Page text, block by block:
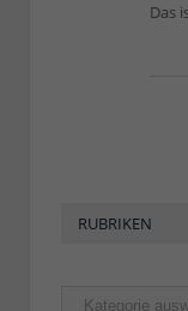
Das
RUBRIKEN
Rubriken